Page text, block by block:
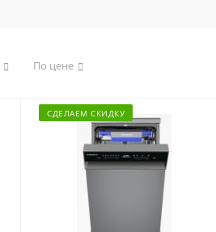
По цене
СДЕЛАЕМ СКИДКУ